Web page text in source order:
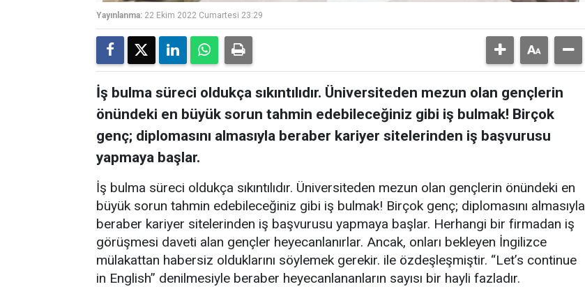
Yayınlanma: 22 Ekim 2022 Cumartesi 23:29
İş bulma süreci oldukça sıkıntılıdır. Üniversiteden mezun olan gençlerin
önündeki en büyük sorun tahmin edebileceğiniz gibi iş bulmak! Birçok
genç; diplomasını almasıyla beraber kariyer sitelerinden iş başvurusu
yapmaya başlar.
İş bulma süreci oldukça sıkıntılıdır. Üniversiteden mezun olan gençlerin önündeki en
büyük sorun tahmin edebileceğiniz gibi iş bulmak! Birçok genç; diplomasını almasıyla
beraber kariyer sitelerinden iş başvurusu yapmaya başlar. Herhangi bir firmadan iş
görüşmesi daveti alan gençler heyecanlanırlar. Ancak, onları bekleyen İngilizce
mülakattan habersiz olduklarını söylemek gerekir. ile özdeşleşmiştir. “Let’s continue
in English” denilmesiyle beraber heyecanlananların sayısı bir hayli fazladır.